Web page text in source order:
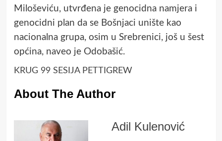
Miloševiću, utvrđena je genocidna namjera i
genocidni plan da se Bošnjaci unište kao
nacionalna grupa, osim u Srebrenici, još u šest
općina, naveo je Odobašić.
KRUG 99 SESIJA PETTIGREW
About The Author
Adil Kulenović